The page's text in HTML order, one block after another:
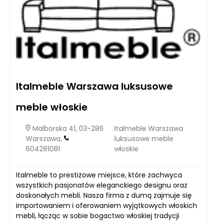
Italmeble Warszawa luksusowe
meble włoskie
Malborska 41, 03-286
Warszawa,
604281081
Italmeble Warszawa
luksusowe meble
włoskie
Italmeble to prestiżowe miejsce, które zachwyca
wszystkich pasjonatów eleganckiego designu oraz
doskonałych mebli. Nasza firma z dumą zajmuje się
importowaniem i oferowaniem wyjątkowych włoskich
mebli, łącząc w sobie bogactwo włoskiej tradycji